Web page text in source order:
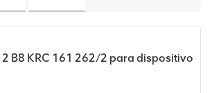
B8 KRC 161 262/2 para dispositivo